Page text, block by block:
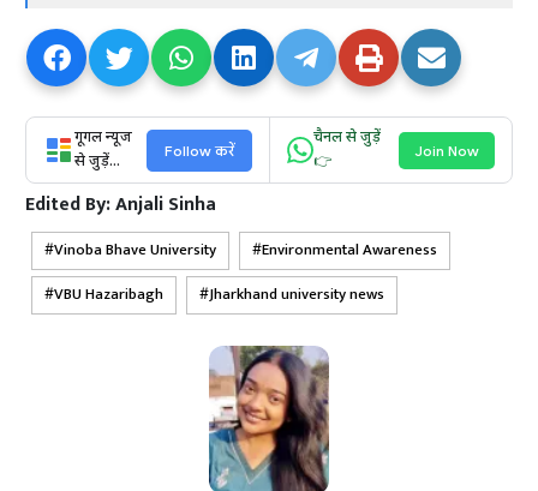
गूगल न्यूज
से जुड़ें...
Follow करें
चैनल से जुड़ें
👉
Join Now
Edited By:Anjali Sinha
Vinoba Bhave University
Environmental Awareness
VBU Hazaribagh
Jharkhand university news